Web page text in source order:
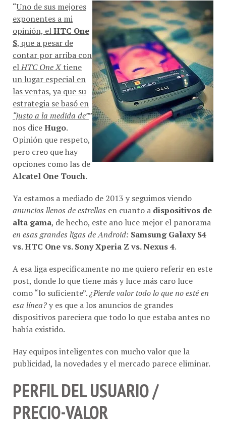
“Uno de sus mejores
exponentes a mi
opinión, elHTC One
S, que a pesar de
contar por arriba con
elHTC One Xtiene
un lugar especial en
las ventas, ya que su
estrategia se basó en
“justo a la medida de””
nos diceHugo.
Opinión que respeto,
pero creo que hay
opciones como las de
Alcatel One Touch.
Ya estamos a mediado de 2013 y seguimos viendo
anuncios llenos de estrellas en cuanto a dispositivos de
alta gama, de hecho, este año luce mejor el panorama
en esas grandes ligas de Android: Samsung Galaxy S4
vs. HTC One vs. Sony Xperia Z vs. Nexus 4.
A esa liga especificamente no me quiero referir en este
post, donde lo que tiene más y luce más caro luce
como “lo suficiente”.¿Pierde valor todo lo que no esté en
esa línea?y es que a los anuncios de grandes
dispositivos pareciera que todo lo que estaba antes no
había existido.
Hay equipos inteligentes con mucho valor que la
publicidad, la novedades y el mercado parece eliminar.
PERFIL DEL USUARIO /
PRECIO-VALOR